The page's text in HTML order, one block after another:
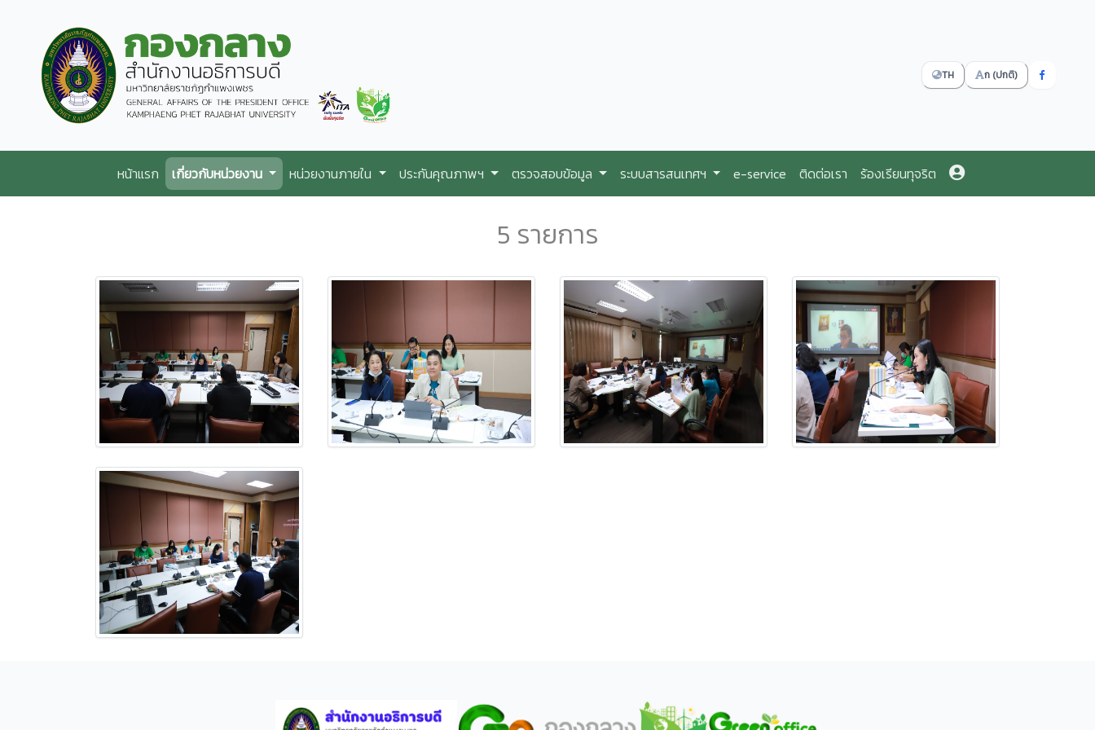
TH ก (ปกติ)
หน้าแรก เกี่ยวกับหน่วยงาน หน่วยงานภายใน ประกันคุณภาพฯ ตรวจสอบข้อมูล ระบบสารสนเทศฯ e-service ติดต่อเรา ร้องเรียนทุจริต
5 รายการ